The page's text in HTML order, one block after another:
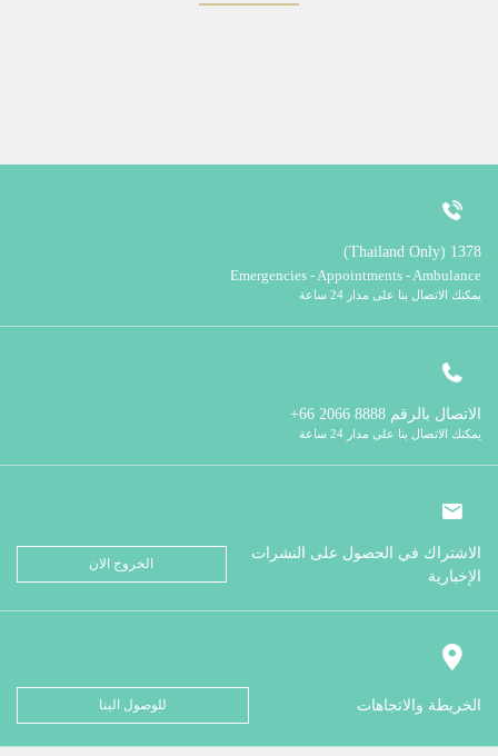
1378 (Thailand Only)
Emergencies - Appointments - Ambulance
يمكنك الاتصال بنا على مدار 24 ساعة
الاتصال بالرقم
يمكنك الاتصال بنا على مدار 24 ساعة
الاشتراك في الحصول على النشرات
الإخبارية
الخروج الان
الخريطة والاتجاهات للوصول الينا